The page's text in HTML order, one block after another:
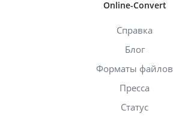
Online-Convert
Справка
Блог
Форматы файлов
Пресса
Статус